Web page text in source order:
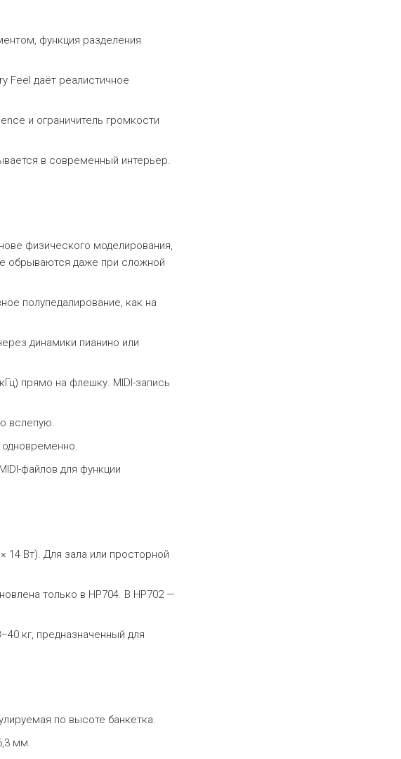
функция разделения
Feel даёт реалистичное
и ограничитель громкости
в современный интерьер.
физического моделирования,
обрываются даже при сложной
полупедалирование, как на
динамики пианино или
прямо на флешку. MIDI-запись
вслепую.
файлов для функции
14 Вт). Для зала или просторной
только в HP704. В HP702 —
кг, предназначенный для
по высоте банкетка.
мм.